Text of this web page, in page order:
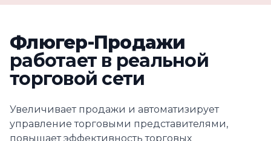
Флюгер-Продажи
работает в реальной
торговой сети
Увеличивает продажи и автоматизирует
управление торговыми представителями,
повышает эффективность торговых